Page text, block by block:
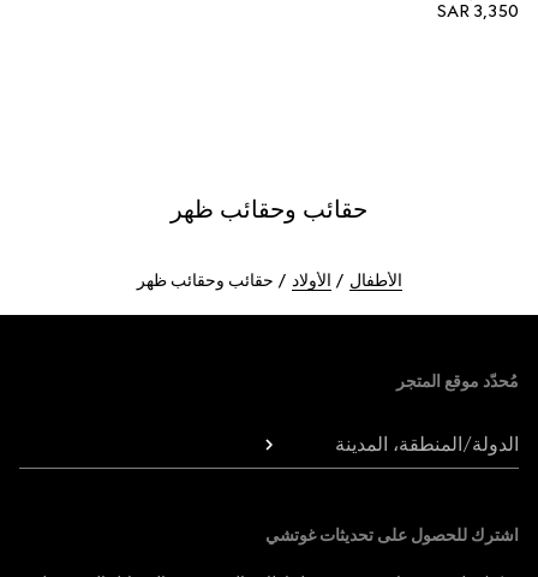
SAR 3,350
حقائب وحقائب ظهر
الأطفال الأولاد حقائب وحقائب ظهر
مُحدّد موقع المتجر
الدولة/المنطقة، المدينة
اشترك للحصول على تحديثات غوتشي